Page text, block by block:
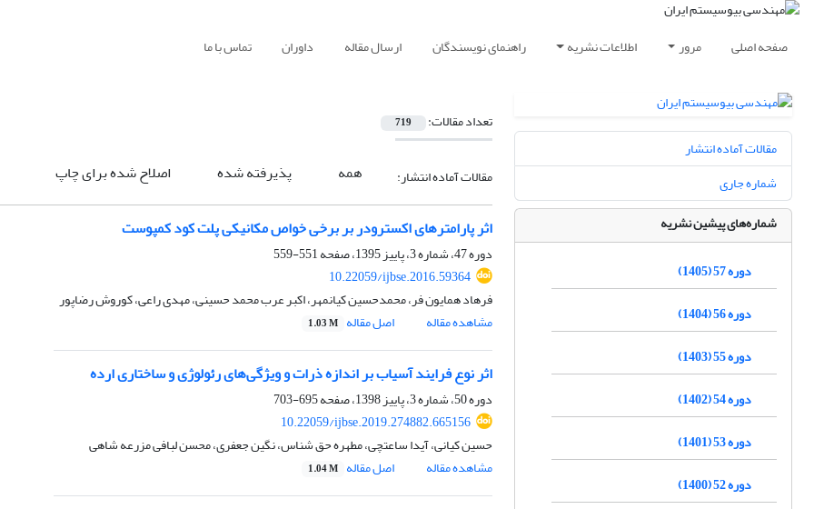
صفحه اصلی مرور اطلاعات نشریه راهنمای نویسندگان ارسال مقاله داوران تماس با ما
تعداد مقالات: 719
مقالات آماده انتشار: همه پذیرفته شده اصلاح شده برای چاپ
اثر پارامترهای اکسترودر بر برخی خواص مکانیکی پلت کود کمپوست
دوره 47، شماره 3، پاییز 1395، صفحه
551-559
10.22059/ijbse.2016.59364
فرهاد همایون فر، محمدحسین کیانمهر، اکبر عرب محمد حسینی، مهدی راعی، کوروش رضاپور
مشاهده مقاله
اصل مقاله 1.03 M
اثر نوع فرایند آسیاب بر اندازه ذرات و ویژگی‌های رئولوژی و ساختاری ارده
دوره 50، شماره 3، پاییز 1398، صفحه
695-703
10.22059/ijbse.2019.274882.665156
حسین کیانی، آیدا ساعتچی، مطهره حق شناس، نگین جعفری، محسن لبافی مزرعه شاهی
مشاهده مقاله
اصل مقاله 1.04 M
مقالات آماده انتشار
شماره جاری
شماره‌های پیشین نشریه
دوره 57 (1405)
دوره 56 (1404)
دوره 55 (1403)
دوره 54 (1402)
دوره 53 (1401)
دوره 52 (1400)